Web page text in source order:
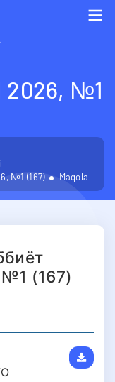
№1
№1 (167)
Maqola
(167)